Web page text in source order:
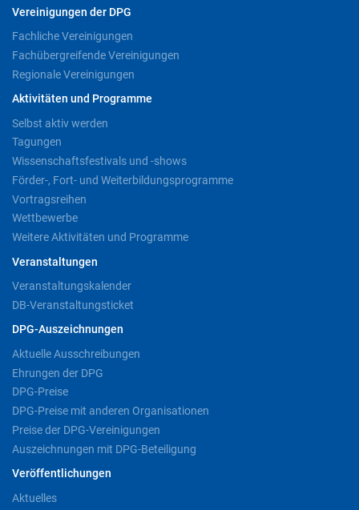
Vereinigungen der DPG
Fachliche Vereinigungen
Fachübergreifende Vereinigungen
Regionale Vereinigungen
Aktivitäten und Programme
Selbst aktiv werden
Tagungen
Wissenschaftsfestivals und -shows
Förder-, Fort- und Weiterbildungsprogramme
Vortragsreihen
Wettbewerbe
Weitere Aktivitäten und Programme
Veranstaltungen
Veranstaltungskalender
DB-Veranstaltungsticket
DPG-Auszeichnungen
Aktuelle Ausschreibungen
Ehrungen der DPG
DPG-Preise
DPG-Preise mit anderen Organisationen
Preise der DPG-Vereinigungen
Auszeichnungen mit DPG-Beteiligung
Veröffentlichungen
Aktuelles